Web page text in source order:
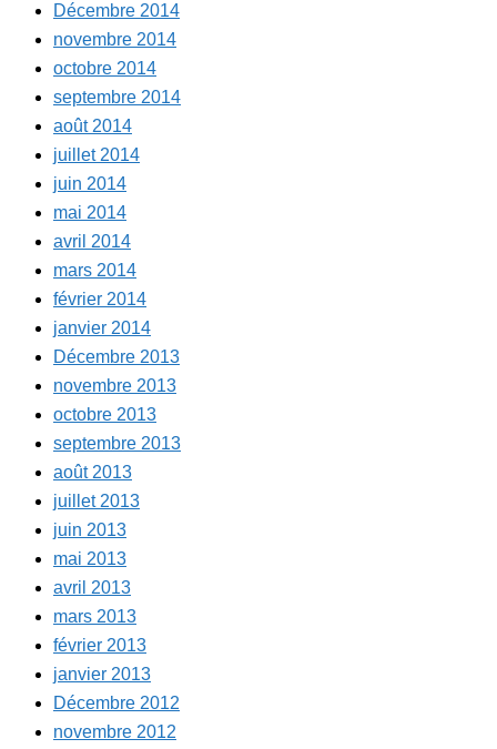
Décembre 2014
novembre 2014
octobre 2014
septembre 2014
août 2014
juillet 2014
juin 2014
mai 2014
avril 2014
mars 2014
février 2014
janvier 2014
Décembre 2013
novembre 2013
octobre 2013
septembre 2013
août 2013
juillet 2013
juin 2013
mai 2013
avril 2013
mars 2013
février 2013
janvier 2013
Décembre 2012
novembre 2012